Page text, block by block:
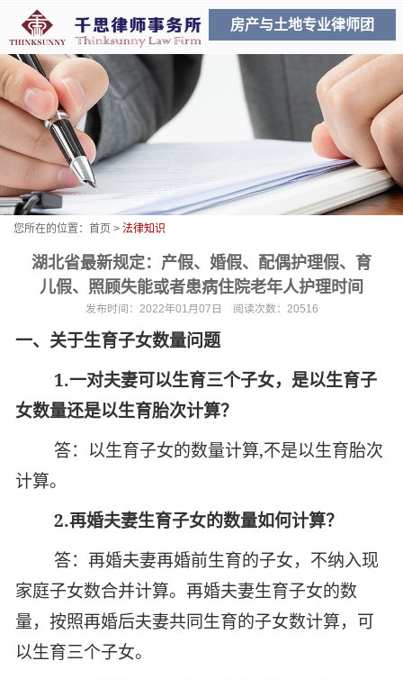
房产与土地专业律师团
您所在的位置： 首页 > 法律知识
湖北省最新规定：产假、婚假、配偶护理假、育
儿假、照顾失能或者患病住院老年人护理时间
发布时间：2022年01月07日 阅读次数：20516
一、关于生育子女数量问题
1.一对夫妻可以生育三个子女，是以生育子
女数量还是以生育胎次计算？
答：以生育子女的数量计算,不是以生育胎次
计算。
2.再婚夫妻生育子女的数量如何计算？
答：再婚夫妻再婚前生育的子女，不纳入现
家庭子女数合并计算。再婚夫妻生育子女的数
量，按照再婚后夫妻共同生育的子女数计算，可
以生育三个子女。